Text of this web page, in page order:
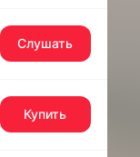
Слушать
Купить